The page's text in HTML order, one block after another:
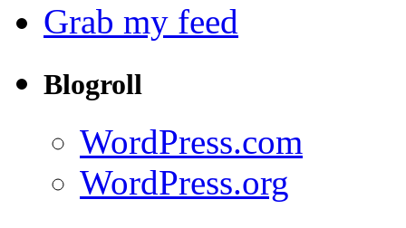
Grab my feed
Blogroll
WordPress.com
WordPress.org